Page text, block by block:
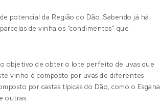
potencial da Região do Dão. Sabendo já há
de vinha os “condimentos” que
o objetivo de obter o lote perfeito de uvas que
vinho é composto por uvas de diferentes
por castas típicas do Dão, como o Esgana
outras.